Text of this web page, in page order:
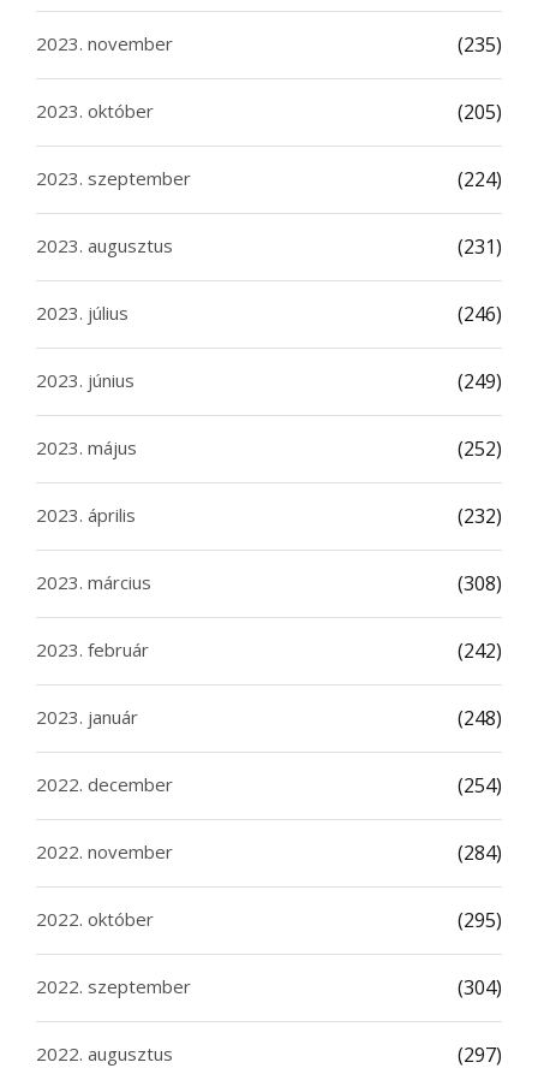
2023. november (235)
2023. október (205)
2023. szeptember (224)
2023. augusztus (231)
2023. július (246)
2023. június (249)
2023. május (252)
2023. április (232)
2023. március (308)
2023. február (242)
2023. január (248)
2022. december (254)
2022. november (284)
2022. október (295)
2022. szeptember (304)
2022. augusztus (297)